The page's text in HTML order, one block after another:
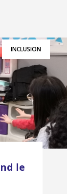
INCLUSION
le